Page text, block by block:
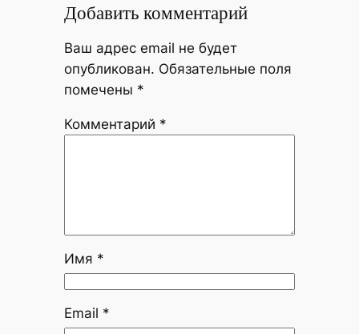
Добавить комментарий
Ваш адрес email не будет
опубликован. Обязательные поля
помечены *
Комментарий *
Имя *
Email *